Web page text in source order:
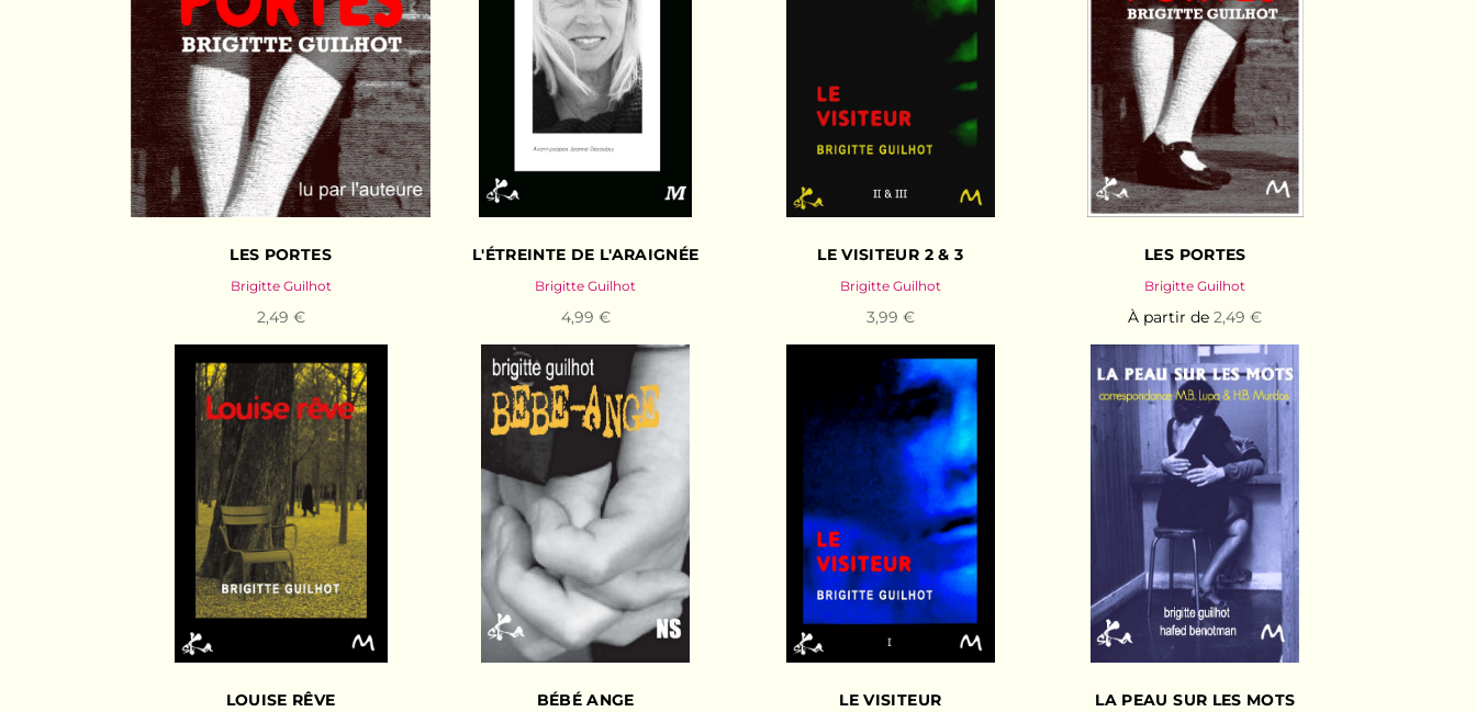
LES PORTES
Brigitte Guilhot
2,49 €
L'ÉTREINTE DE L'ARAIGNÉE
Brigitte Guilhot
4,99 €
LE VISITEUR 2 & 3
Brigitte Guilhot
3,99 €
LES PORTES
Brigitte Guilhot
À partir de2,49 €
LOUISE RÊVE BÉBÉ ANGE LE VISITEUR LA PEAU SUR LES MOTS